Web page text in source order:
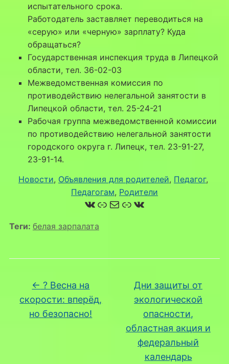
испытательного срока.
Работодатель заставляет переводиться на
«серую» или «черную» зарплату? Куда
обращаться?
Государственная инспекция труда в Липецкой
области, тел. 36-02-03
Межведомственная комиссия по
противодействию нелегальной занятости в
Липецкой области, тел. 25-24-21
Рабочая группа межведомственной комиссии
по противодействию нелегальной занятости
городского округа г. Липецк, тел. 23-91-27,
23-91-14.
Новости, Объявления для родителей, Педагог
Педагогам, Родители
ВКонтакте
Ссылка
Почта
Ссылка
ВКонтакте
Теги: белая зарпалата
← ? Весна на
скорости: вперёд,
но безопасно!
Дни защиты от
экологической
опасности,
областная акция и
федеральный
календарь